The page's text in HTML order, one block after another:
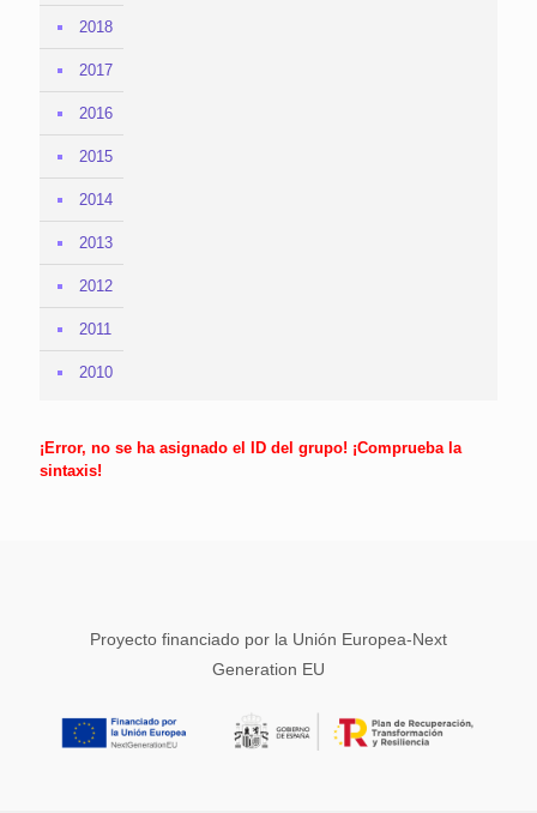
2018
2017
2016
2015
2014
2013
2012
2011
2010
¡Error, no se ha asignado el ID del grupo! ¡Comprueba la
sintaxis!
Proyecto financiado por la Unión Europea-Next
Generation EU